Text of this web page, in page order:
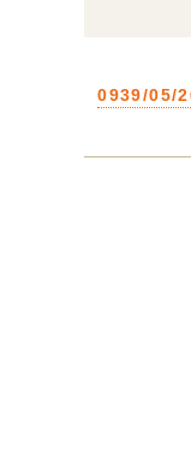
0939/05/